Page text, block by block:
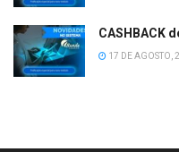
CASHBACK
17 DE AGOSTO,